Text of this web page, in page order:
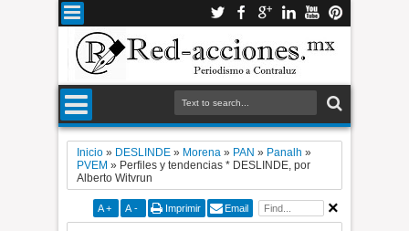
Inicio » DESLINDE » Morena » PAN » Panalh »
PVEM » Perfiles y tendencias * DESLINDE, por
Alberto Witvrun
A + A - Imprimir Email